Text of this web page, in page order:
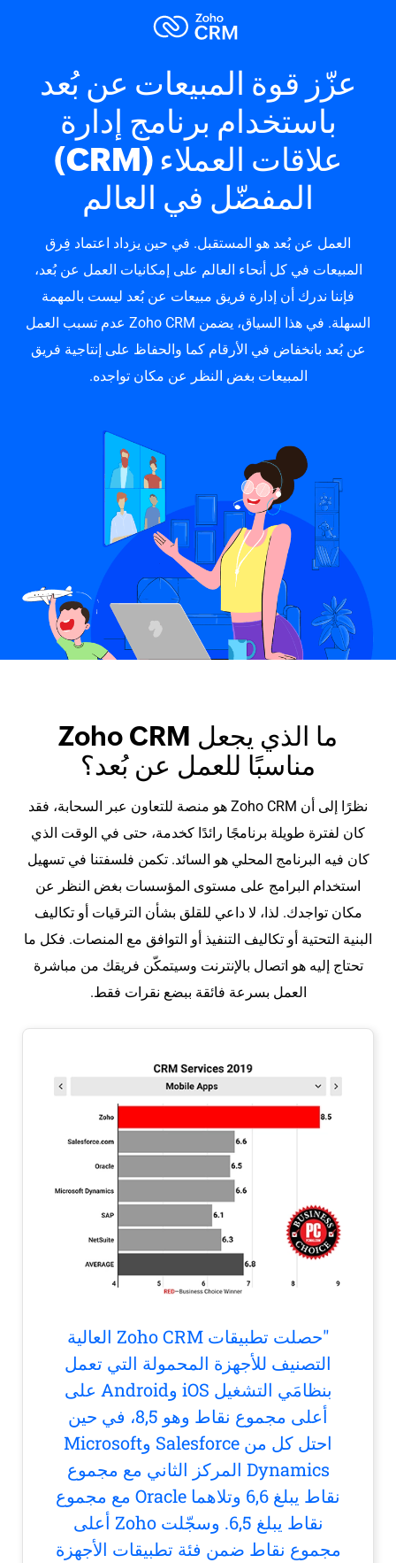
عزّز قوة المبيعات عن بُعد
باستخدام برنامج إدارة
علاقات العملاء (CRM)
المفضّل في العالم
العمل عن بُعد هو المستقبل. في حين يزداد اعتماد فِرق
المبيعات في كل أنحاء العالم على إمكانيات العمل عن بُعد،
فإننا ندرك أن إدارة فريق مبيعات عن بُعد ليست بالمهمة
السهلة. في هذا السياق، يضمن Zoho CRM عدم تسبب العمل
عن بُعد بانخفاض في الأرقام كما والحفاظ على إنتاجية فريق
المبيعات بغض النظر عن مكان تواجده.
ما الذي يجعل Zoho CRM
مناسبًا للعمل عن بُعد؟
نظرًا إلى أن Zoho CRM هو منصة للتعاون عبر السحابة، فقد
كان لفترة طويلة برنامجًا رائدًا كخدمة، حتى في الوقت الذي
كان فيه البرنامج المحلي هو السائد. تكمن فلسفتنا في تسهيل
استخدام البرامج على مستوى المؤسسات بغض النظر عن
مكان تواجدك. لذا، لا داعي للقلق بشأن الترقيات أو تكاليف
البنية التحتية أو تكاليف التنفيذ أو التوافق مع المنصات. فكل ما
تحتاج إليه هو اتصال بالإنترنت وسيتمكّن فريقك من مباشرة
العمل بسرعة فائقة ببضع نقرات فقط.
"حصلت تطبيقات Zoho CRM العالية
التصنيف للأجهزة المحمولة التي تعمل
بنظامَي التشغيل iOS وAndroid على
أعلى مجموع نقاط وهو 8,5، في حين
احتل كل من Salesforce وMicrosoft
Dynamics المركز الثاني مع مجموع
نقاط يبلغ 6,6 وتلاهما Oracle مع مجموع
نقاط يبلغ 6,5. وسجّلت Zoho أعلى
مجموع نقاط ضمن فئة تطبيقات الأجهزة